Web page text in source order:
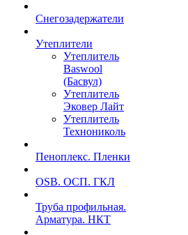
Снегозадержатели
Утеплители
Утеплитель
Baswool
(Басвул)
Утеплитель
Эковер Лайт
Утеплитель
Технониколь
Пеноплекс. Пленки
OSB. ОСП. ГКЛ
Труба профильная.
Арматура. НКТ